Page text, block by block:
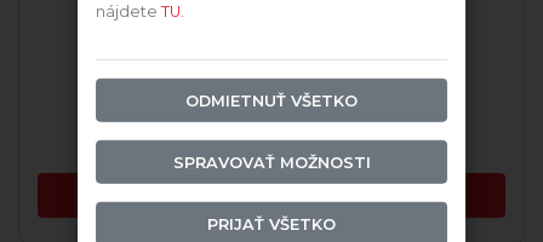
Skladom
48,17 €
Skladom
11,89 €
nájdeteTU.
ODMIETNUŤ VŠETKO
SPRAVOVAŤ MOŽNOSTI
PRIJAŤ VŠETKO